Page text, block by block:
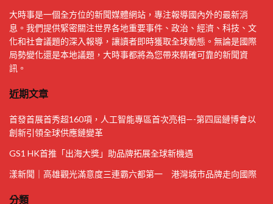
大時事是一個全方位的新聞媒體網站，專注報導國內外的最新消
息。我們提供緊密關注世界各地重要事件、政治、經濟、科技、文
化和社會議題的深入報導，讓讀者即時獲取全球動態。無論是國際
局勢變化還是本地議題，大時事都將為您帶來精確可靠的新聞資
訊。
近期文章
首發首展首秀超160項，人工智能專區首次亮相—-第四屆鏈博會以
創新引領全球供應鏈變革
GS1 HK首推「出海大獎」助品牌拓展全球新機遇
漾新聞｜高雄觀光滿意度三連霸六都第一 港灣城市品牌走向國際
分類